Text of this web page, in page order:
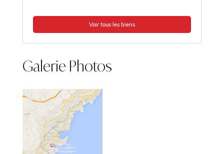
Voir tous les biens
Galerie Photos